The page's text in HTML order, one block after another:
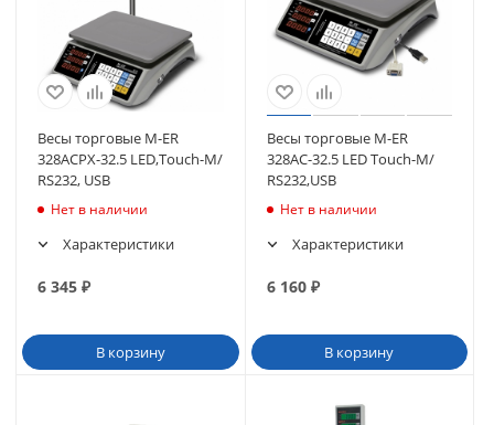
Весы торговые M-ER
328АСРХ-32.5 LED,Touch-M/
RS232, USB
Нет в наличии
Характеристики
6 345 ₽
В корзину
Весы торговые M-ER
328AC-32.5 LED Touch-M/
RS232,USB
Нет в наличии
Характеристики
6 160₽
В корзину